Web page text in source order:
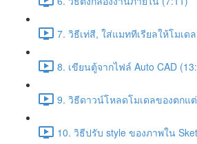
7. วิธีเท่สี, ใส่แมททีเรียลให้โมเ
8. เขียนตู้จากไฟล์ Auto CAD
9. วิธีดาวน์โหลดโมเดลของตกแ
10. วิธีปรับ style ของภาพใน